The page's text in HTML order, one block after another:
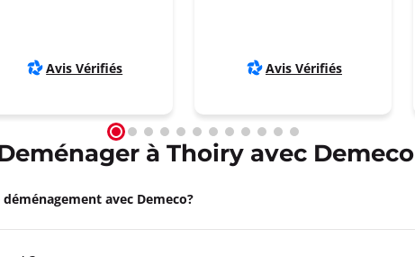
Pontarlier
à 09:00
Avis Vérifiés Avis Vérifiés
à Thoiry avec Demeco
avec Demeco?